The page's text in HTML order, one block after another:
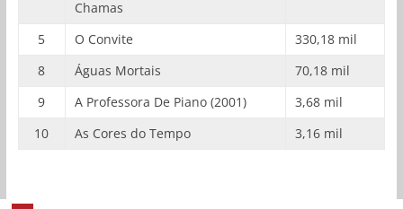
Chamas
5 O Convite
330,18 mil
8
Águas Mortais
70,18 mil
9
A Professora De Piano (2001)
3,68 mil
10
As Cores do Tempo 3,16 mil